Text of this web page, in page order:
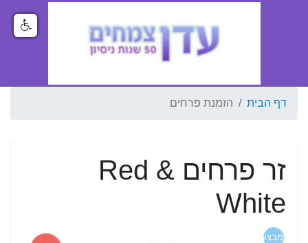
דף הבית הזמנת פרחים
זר פרחים Red &
White
מבצע